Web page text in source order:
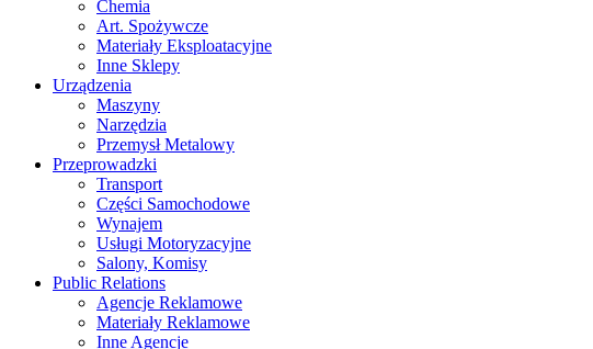
Chemia
Art. Spożywcze
Materiały Eksploatacyjne
Inne Sklepy
Urządzenia
Maszyny
Narzędzia
Przemysł Metalowy
Przeprowadzki
Transport
Części Samochodowe
Wynajem
Usługi Motoryzacyjne
Salony, Komisy
Public Relations
Agencje Reklamowe
Materiały Reklamowe
Inne Agencje